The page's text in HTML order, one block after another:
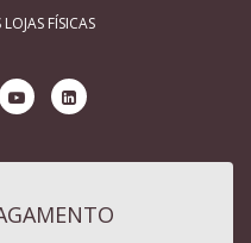
FÍSICAS